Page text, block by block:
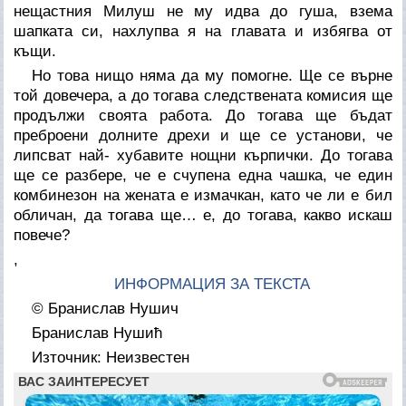
нещастния Милуш не му идва до гуша, взема
шапката си, нахлупва я на главата и избягва от
къщи.
Но това нищо няма да му помогне. Ще се върне
той довечера, а до тогава следствената комисия ще
продължи своята работа. До тогава ще бъдат
преброени долните дрехи и ще се установи, че
липсват най- хубавите нощни кърпички. До тогава
ще се разбере, че е счупена една чашка, че един
комбинезон на жената е измачкан, като че ли е бил
обличан, да тогава ще… е, до тогава, какво искаш
повече?
,
ИНФОРМАЦИЯ ЗА ТЕКСТА
© Бранислав Нушич
Бранислав Нушић
Източник: Неизвестен